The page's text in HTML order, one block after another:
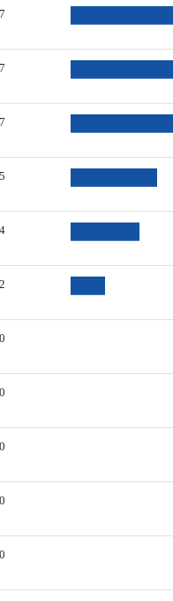
7
7
7
5
4
2
0
0
0
0
0